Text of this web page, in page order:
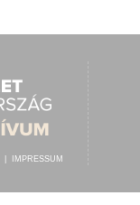
IMPRESSUM